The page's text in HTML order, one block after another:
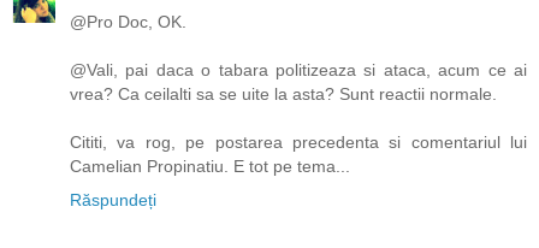
@Pro Doc, OK.
@Vali, pai daca o tabara politizeaza si ataca, acum ce ai
vrea? Ca ceilalti sa se uite la asta? Sunt reactii normale.
Cititi, va rog, pe postarea precedenta si comentariul lui
Camelian Propinatiu. E tot pe tema...
Răspundeți